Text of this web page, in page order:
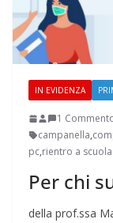
IN EVIDENZA
1
campanella,
pc,rientro a scuola
Per chi
della prof.ssa